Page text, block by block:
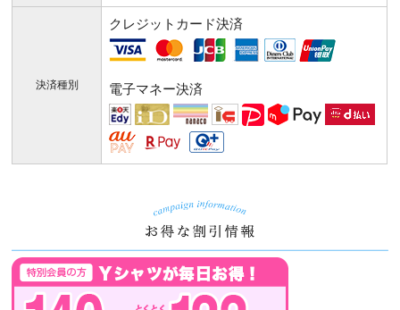
決済種別
クレジットカード決済
電子マネー決済